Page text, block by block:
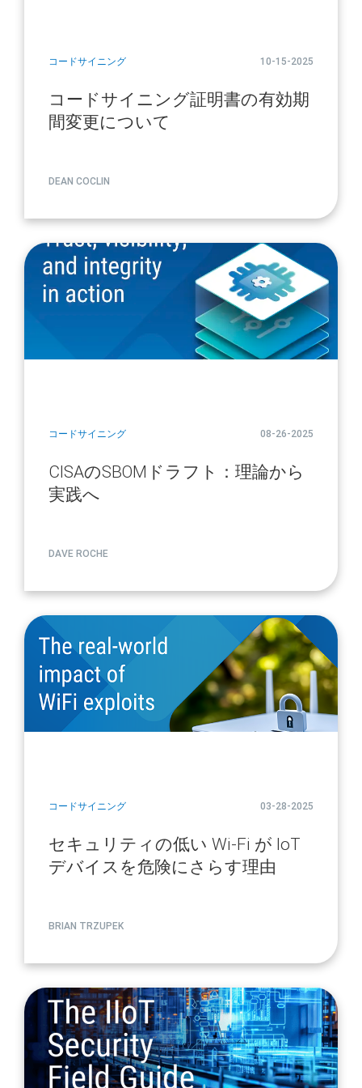
コードサイニング 10-15-2025
コードサイニング証明書の有効期
間変更について
DEAN COCLIN
article
page
コードサイニング 08-26-2025
CISAのSBOMドラフト：理論から
実践へ
DAVE ROCHE
article
page
コードサイニング 03-28-2025
セキュリティの低い Wi-Fi が IoT
デバイスを危険にさらす理由
BRIAN TRZUPEK
article
page
url